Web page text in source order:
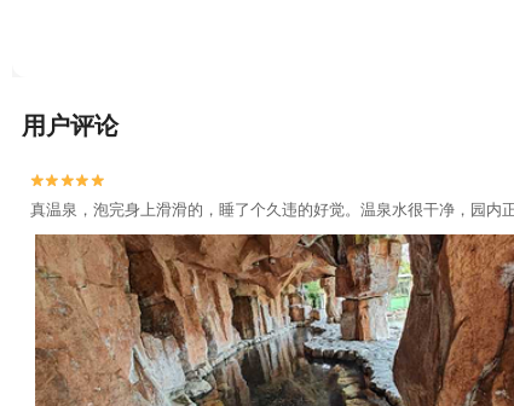
用户评论


真温泉，泡完身上滑滑的，睡了个久违的好觉。温泉水很干净，园内